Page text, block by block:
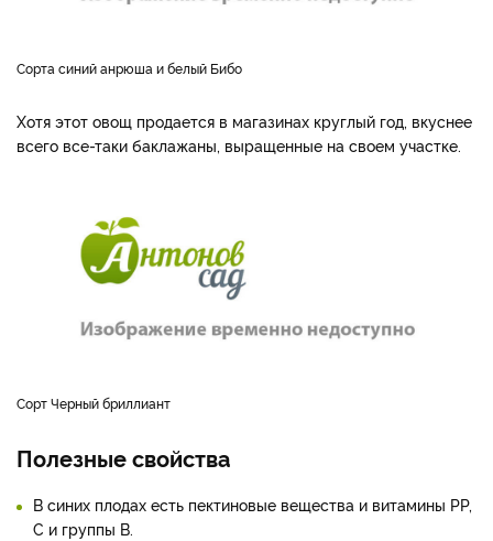
Сорта синий анрюша и белый Бибо
Хотя этот овощ продается в магазинах круглый год, вкуснее
всего все-таки баклажаны, выращенные на своем участке.
Сорт Черный бриллиант
Полезные свойства
В синих плодах есть пектиновые вещества и витамины РР,
С и группы В.